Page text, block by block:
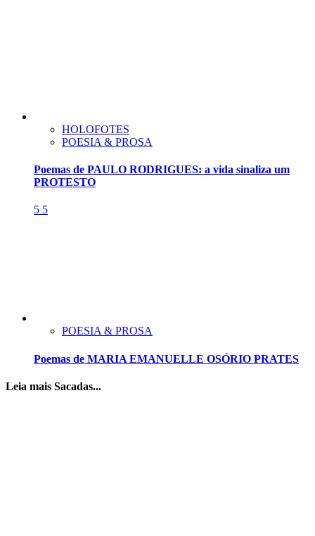
HOLOFOTES
POESIA & PROSA
Poemas de PAULO RODRIGUES: a vida sinaliza um
PROTESTO
5 5
POESIA & PROSA
Poemas de MARIA EMANUELLE OSÓRIO PRATES
Leia mais Sacadas...